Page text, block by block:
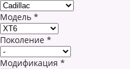
Модель *
Поколение *
Модификация *